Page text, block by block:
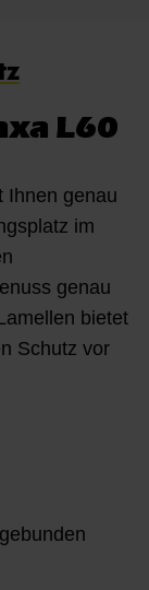
L60
Ihnen genau
im
genau
bietet
Schutz vor